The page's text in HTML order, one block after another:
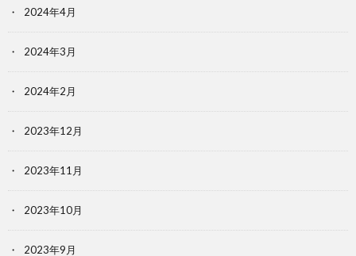
2024年4月
2024年3月
2024年2月
2023年12月
2023年11月
2023年10月
2023年9月